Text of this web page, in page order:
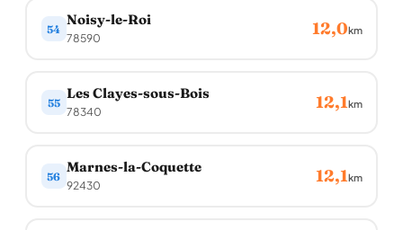
54
Noisy-le-Roi
78590 12,0km
55
Les Clayes-sous-Bois
78340 12,1km
56
Marnes-la-Coquette
92430 12,1km